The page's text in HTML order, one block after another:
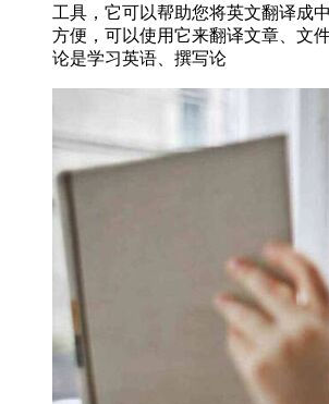
工具，它可以帮助您将英文翻译成
方便，可以使用它来翻译文章、文
论是学习英语、撰写论